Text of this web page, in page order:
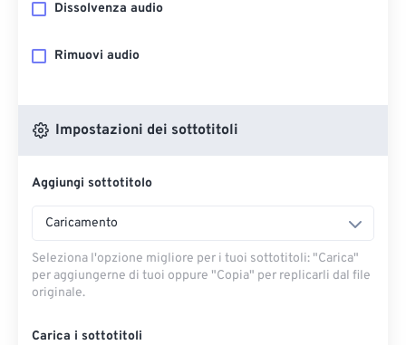
Dissolvenza audio
Rimuovi audio
Impostazioni dei sottotitoli
Aggiungi sottotitolo
Caricamento
Seleziona l'opzione migliore per i tuoi sottotitoli: "Carica" ​​
per aggiungerne di tuoi oppure "Copia" per replicarli dal file
originale.
Carica i sottotitoli